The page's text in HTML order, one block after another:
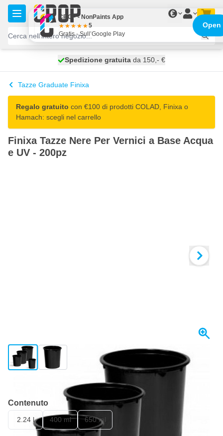
Salta al contenuto
€
spedito domani
Spedizione gratuita da 150,- €
100 giorni
Tazze Graduate Finixa
Regalo gratuito con €100 di prodotti COLAD, Finixa o
Hamach: scegli nel carrello
Finixa Tazze Nere Per Vernici a Base Acqua
e UV - 200pz
View larger imageView larger image
Contenuto
2.24 l 400 ml 650 ml
CROP - NonPaints App
5
Gratis - Sull’Google Play
Open